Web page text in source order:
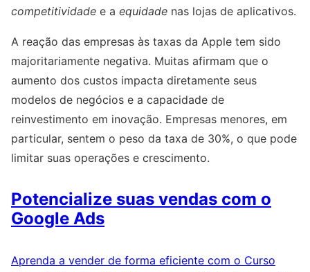
competitividade e a equidade nas lojas de aplicativos.
A reação das empresas às taxas da Apple tem sido
majoritariamente negativa. Muitas afirmam que o
aumento dos custos impacta diretamente seus
modelos de negócios e a capacidade de
reinvestimento em inovação. Empresas menores, em
particular, sentem o peso da taxa de 30%, o que pode
limitar suas operações e crescimento.
Potencialize suas vendas com o
Google Ads
Aprenda a vender de forma eficiente com o Curso